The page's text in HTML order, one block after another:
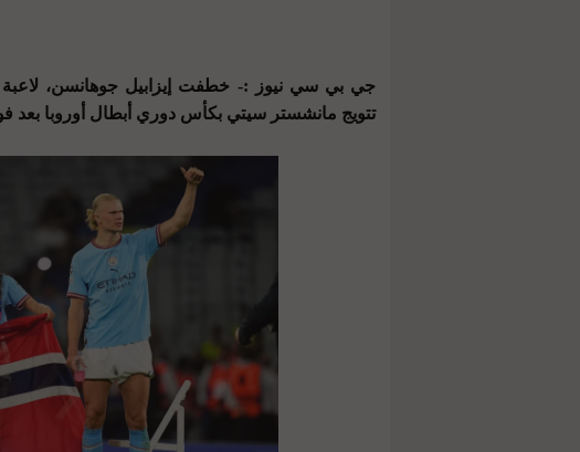
جي بي سي نيوز :- خطفت إيزابيل جوهانسن، لاعبة
تتويج مانشستر سيتي بكأس دوري أبطال أوروبا بعد فوزه